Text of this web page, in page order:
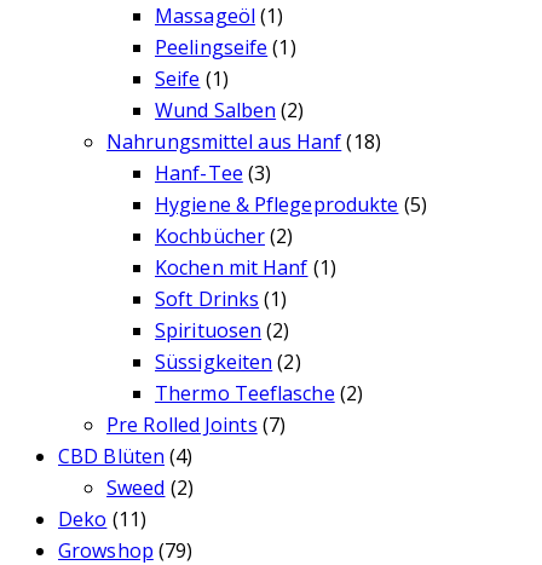
Massageöl (1)
Peelingseife (1)
Seife (1)
Wund Salben (2)
Nahrungsmittel aus Hanf (18)
Hanf-Tee (3)
Hygiene & Pflegeprodukte (5)
Kochbücher(2)
Kochen mit Hanf (1)
Soft Drinks (1)
Spirituosen (2)
Süssigkeiten (2)
Thermo Teeflasche (2)
Pre Rolled Joints (7)
CBD Blüten (4)
Sweed (2)
Deko (11)
Growshop (79)